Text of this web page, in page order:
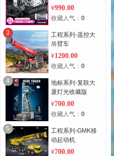
基础版
¥990.00
收藏人气： 0
3
工程系列-遥控大
吊臂车
¥1200.00
收藏人气： 0
4
地标系列-复联大
厦灯光收藏版
¥700.00
收藏人气： 0
5
工程系列-GMK移
动起动机
¥700.00